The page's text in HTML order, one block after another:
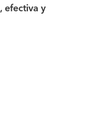
efectiva y